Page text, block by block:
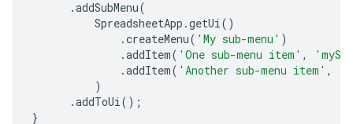
.addSubMenu(
SpreadsheetApp .getUi()
.createMenu( 'My sub-menu' )
.addItem( 'One sub-menu item' ,
.addItem( 'Another sub-menu item' ,
)
.addToUi();
}